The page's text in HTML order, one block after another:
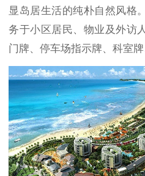
显岛居生活的纯朴自然风格。
务于小区居民、物业及外访
门牌、停车场指示牌、科室